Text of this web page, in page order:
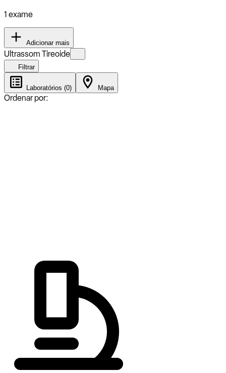
1 exame
Adicionar mais
Ultrassom Tireoide
Filtrar
Laboratórios (0) Mapa
Ordenar por: